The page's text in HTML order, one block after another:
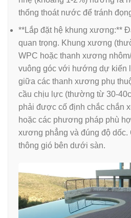
thống thoát nước để tránh
**Lắp đặt hệ khung xương:**
quan trọng. Khung xương
WPC hoặc thanh xương
vuông góc với hướng dự kiến
giữa các thanh xương phụ
cầu chịu lực (thường từ 30-
phải được cố định chắc chắn
hoặc các phương pháp phù
xương phẳng và đúng độ dốc.
thông gió bên dưới sàn.